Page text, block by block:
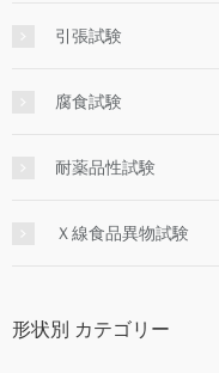
引張試験
腐食試験
耐薬品性試験
Ｘ線食品異物試験
形状別 カテゴリー